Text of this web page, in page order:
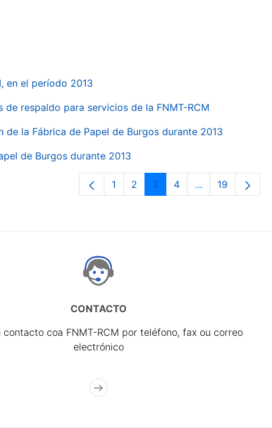
en el período 2013
respaldo para servicios de la FNMT-RCM
la Fábrica de Papel de Burgos durante 2013
de Burgos durante 2013
Páxina
1 Páxina
2 Páxina
3 Páxina
4 ...PáxinasPáxina
19
CONTACTO
contacto coa FNMT-RCM por teléfono, fax ou correo
electrónico